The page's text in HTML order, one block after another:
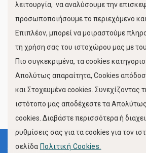
FOLLOW US
Όροι Χρήσης
λειτουργία, να αναλύσουμε την
προσωποποιήσουμε το περιεχόμενο και
Επιπλέον, μπορεί να μοιραστούμε
τη χρήση σας του ιστοχώρου μας με
Πιο συγκεκριμένα, τα cookies
Απολύτως απαραίτητα, Cookies
και Στοχευμένα cookies. Συνεχίζοντας
ιστότοπο μας αποδέχεστε τα
cookies. Διαβάστε περισσότερα ή
ρυθμίσεις σας για τα cookies για τον
σελίδα Πολιτική Cookies.